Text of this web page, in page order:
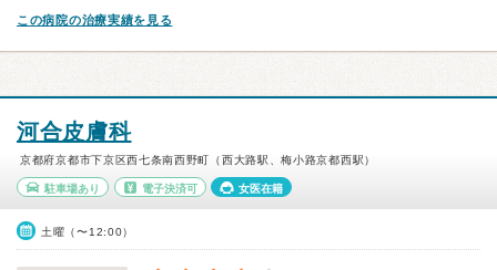
この病院の治療実績を見る
河合皮膚科
京都府京都市下京区西七条南西野町（西大路駅、梅小路京都西駅）
駐車場あり 電子決済可 女医在籍
土曜（〜12:00）